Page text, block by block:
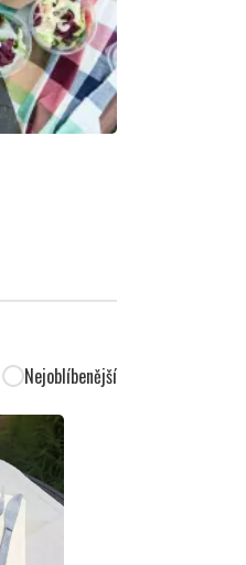
Nejoblíbenější